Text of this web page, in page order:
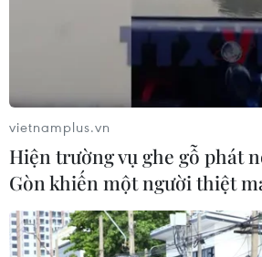
vietnamplus.vn
Hiện trường vụ ghe gỗ phát
Gòn khiến một người thiệt